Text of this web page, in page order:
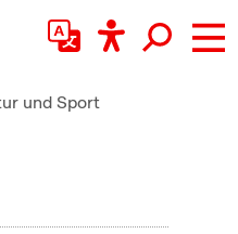
und Sport